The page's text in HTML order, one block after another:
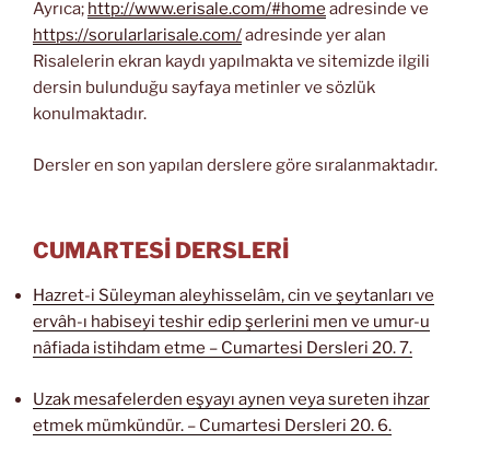
Ayrıca; http://www.erisale.com/#home adresinde ve
https://sorularlarisale.com/adresinde yer alan
Risalelerin ekran kaydı yapılmakta ve sitemizde ilgili
dersin bulunduğu sayfaya metinler ve sözlük
konulmaktadır.
Dersler en son yapılan derslere göre sıralanmaktadır.
CUMARTESİ DERSLERİ
Hazret-i Süleyman aleyhisselâm, cin ve şeytanları ve
ervâh-ı habiseyi teshir edip şerlerini men ve umur-u
nâfiada istihdam etme – Cumartesi Dersleri 20. 7.
Uzak mesafelerden eşyayı aynen veya sureten ihzar
etmek mümkündür. – Cumartesi Dersleri 20. 6.